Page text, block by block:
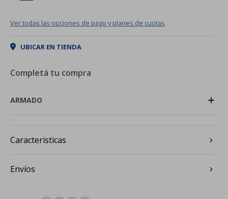
Ver todas las opciones de pago y planes de cuotas
UBICAR EN TIENDA
Completá tu compra
ARMADO +
Caracteristicas
Envíos